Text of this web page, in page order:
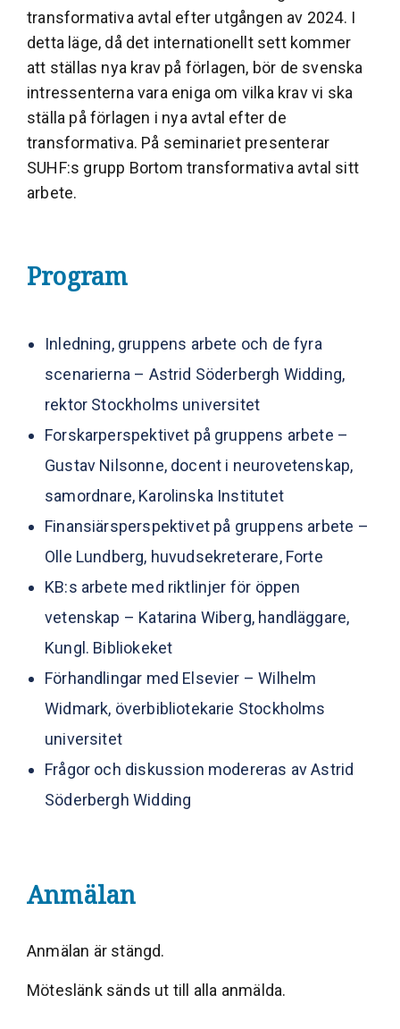
transformativa avtal efter utgången av 2024. I
detta läge, då det internationellt sett kommer
att ställas nya krav på förlagen, bör de svenska
intressenterna vara eniga om vilka krav vi ska
ställa på förlagen i nya avtal efter de
transformativa. På seminariet presenterar
SUHF:s grupp Bortom transformativa avtal sitt
arbete.
Program
Inledning, gruppens arbete och de fyra
scenarierna – Astrid Söderbergh Widding,
rektor Stockholms universitet
Forskarperspektivet på gruppens arbete –
Gustav Nilsonne, docent i neurovetenskap,
samordnare, Karolinska Institutet
Finansiärsperspektivet på gruppens arbete –
Olle Lundberg, huvudsekreterare, Forte
KB:s arbete med riktlinjer för öppen
vetenskap – Katarina Wiberg, handläggare,
Kungl. Bibliokeket
Förhandlingar med Elsevier – Wilhelm
Widmark, överbibliotekarie Stockholms
universitet
Frågor och diskussion modereras av Astrid
Söderbergh Widding
Anmälan
Anmälan är stängd.
Möteslänk sänds ut till alla anmälda.